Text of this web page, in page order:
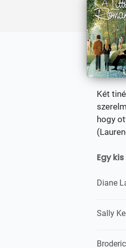
Két
hogy
Egy
Diane
Sally